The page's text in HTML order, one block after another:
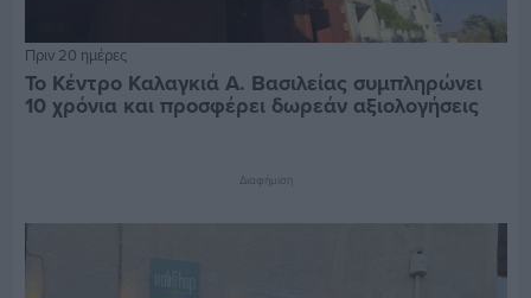
Πριν 20 ημέρες
Το Κέντρο Καλαγκιά Α. Βασιλείας συμπληρώνει
10 χρόνια και προσφέρει δωρεάν αξιολογήσεις
Διαφήμιση